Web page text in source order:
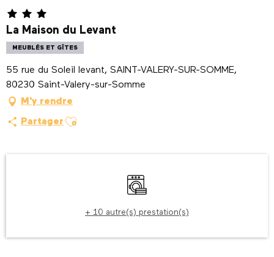
La Maison du Levant
MEUBLÉS ET GÎTES
55 rue du Soleil levant, SAINT-VALERY-SUR-SOMME,
80230 Saint-Valery-sur-Somme
M'y rendre
Partager Ajouter aux favoris
Lave linge
+ 10 autre(s) prestation(s)